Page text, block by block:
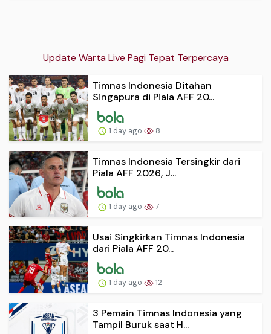
Update Warta Live Pagi Tepat Terpercaya
Timnas Indonesia Ditahan
Singapura di Piala AFF 20...
1 day ago 8
Timnas Indonesia Tersingkir dari
Piala AFF 2026, J...
1 day ago 7
Usai Singkirkan Timnas Indonesia
dari Piala AFF 20...
1 day ago 12
3 Pemain Timnas Indonesia yang
Tampil Buruk saat H...